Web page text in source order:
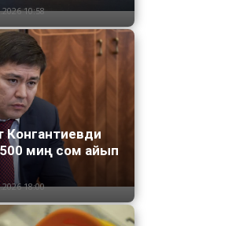
10:58
Конгантиевди
500 миң сом айып
18:00